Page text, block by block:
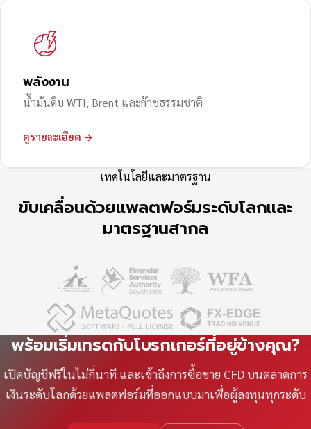
พลังงาน
น้ำมันดิบ WTI, Brent และก๊าซธรรมชาติ
ดูรายละเอียด →
เทคโนโลยีและมาตรฐาน
ขับเคลื่อนด้วยแพลตฟอร์มระดับโลกและ
มาตรฐานสากล
พร้อมเริ่มเทรดกับโบรกเกอร์ที่อยู่ข้างคุณ?
เปิดบัญชีฟรีในไม่กี่นาที และเข้าถึงการซื้อขาย CFD บนตลาดการ
เงินระดับโลกด้วยแพลตฟอร์มที่ออกแบบมาเพื่อผู้ลงทุนทุกระดับ